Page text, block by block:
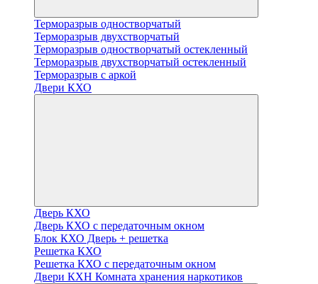
Терморазрыв одностворчатый
Терморазрыв двухстворчатый
Терморазрыв одностворчатый остекленный
Терморазрыв двухстворчатый остекленный
Терморазрыв с аркой
Двери КХО
Дверь КХО
Дверь КХО с передаточным окном
Блок КХО Дверь + решетка
Решетка КХО
Решетка КХО с передаточным окном
Двери КХН Комната хранения наркотиков